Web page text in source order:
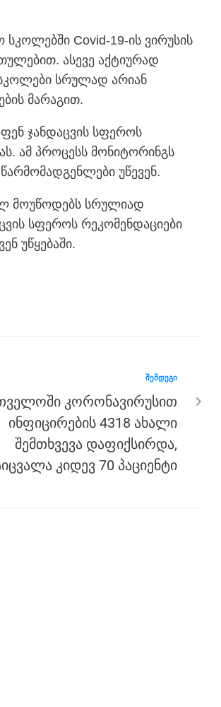
Covid-19-ის ვირუსის
ასევე აქტიურად
სრულად არიან
მარაგით.
ჯანდაცვის სფეროს
ამ პროცესს მონიტორინგს
უწევენ.
მოუწოდებს სრულიად
სფეროს რეკომენდაციები
უწყებაში.
ᲨᲔᲛᲓᲔᲒᲘ
კორონავირუსით
ინფიცირების 4318 ახალი
შემთხვევა დაფიქსირდა,
კიდევ 70 პაციენტი